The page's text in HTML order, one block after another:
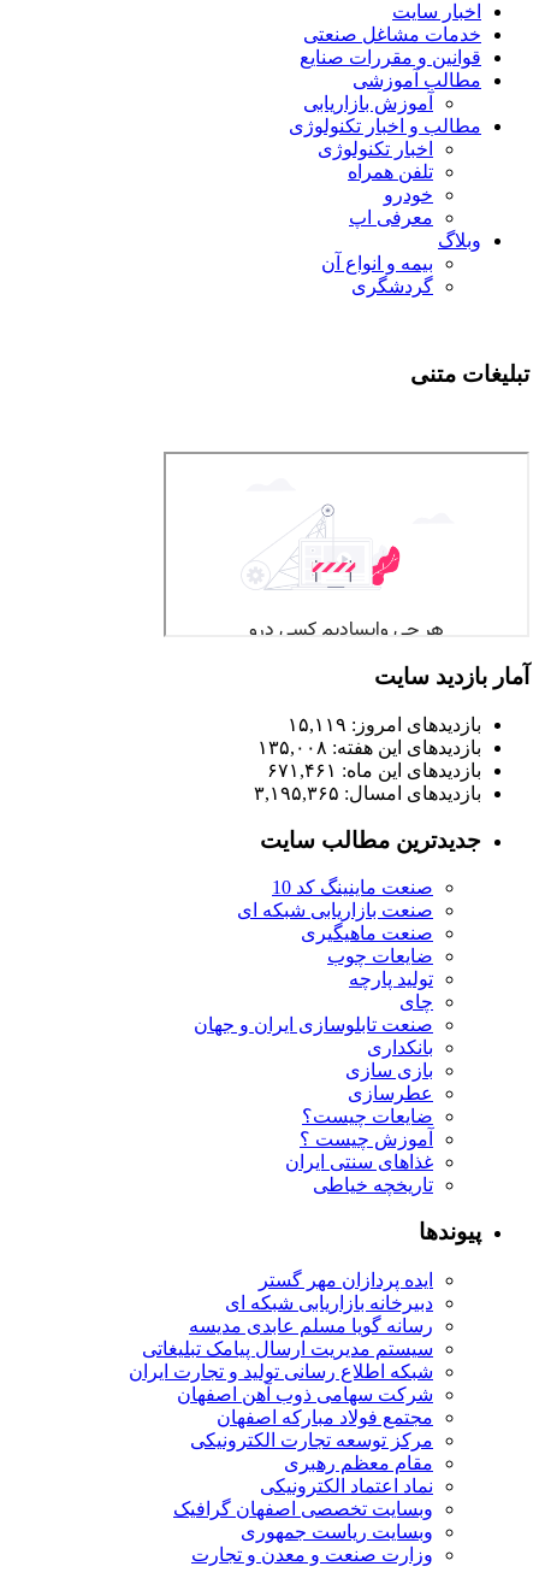
اخبار سایت
خدمات مشاغل صنعتی
قوانین و مقررات صنایع
مطالب آموزشی
آموزش بازاریابی
مطالب و اخبار تکنولوژی
اخبار تکنولوژی
تلفن همراه
خودرو
معرفی اپ
وبلاگ
بیمه و انواع آن
گردشگری
تبلیغات متنی
آمار بازدید سایت
بازدیدهای امروز: ۱۵,۱۱۹
بازدیدهای این هفته: ۱۳۵,۰۰۸
بازدیدهای این ماه: ۶۷۱,۴۶۱
بازدیدهای امسال: ۳,۱۹۵,۳۶۵
جدیدترین مطالب سایت
صنعت ماینینگ کد 10
صنعت بازاریابی شبکه ای
صنعت ماهیگیری
ضایعات چوب
تولید پارچه
چای
صنعت تابلوسازی ایران و جهان
بانکداری
بازی سازی
عطرسازی
ضایعات چیست؟
آموزش چیست ؟
غذاهای سنتی ایران
تاریخچه خیاطی
پیوندها
ایده پردازان مهر گستر
دبیرخانه بازاریابی شبکه ای
رسانه گویا مسلم عابدی مدیسه
سیستم مدیریت ارسال پیامک تبلیغاتی
شبکه اطلاع رسانی تولید و تجارت ایران
شرکت سهامی ذوب آهن اصفهان
مجتمع فولاد مبارکه اصفهان
مرکز توسعه تجارت الکترونیکی
مقام معظم رهبری
نماد اعتماد الکترونیکی
وبسایت تخصصی اصفهان گرافیک
وبسایت ریاست جمهوری
وزارت صنعت و معدن و تجارت